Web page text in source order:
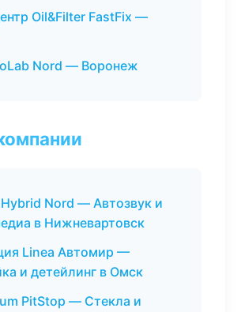
Oil&Filter FastFix —
Nord — Воронеж
Hybrid Nord — Автозвук и
в Нижневартовск
Linea Автомир —
и детейлинг в Омск
PitStop — Стекла и